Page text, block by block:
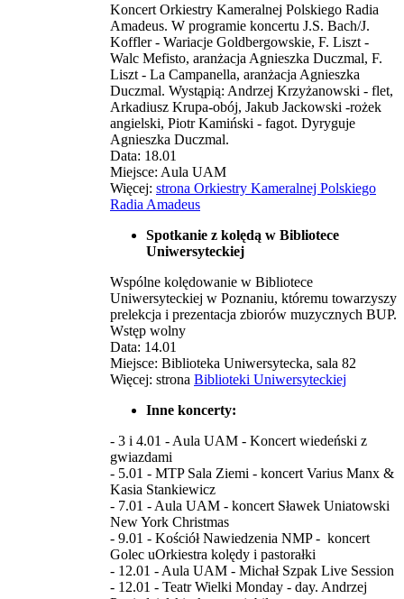
Koncert Orkiestry Kameralnej Polskiego Radia
Amadeus. W programie koncertu J.S. Bach/J.
Koffler - Wariacje Goldbergowskie, F. Liszt -
Walc Mefisto, aranżacja Agnieszka Duczmal, F.
Liszt - La Campanella, aranżacja Agnieszka
Duczmal. Wystąpią: Andrzej Krzyżanowski - flet,
Arkadiusz Krupa-obój, Jakub Jackowski -rożek
angielski, Piotr Kamiński - fagot. Dyryguje
Agnieszka Duczmal.
Data: 18.01
Miejsce: Aula UAM
Więcej: strona Orkiestry Kameralnej Polskiego
Radia Amadeus
Spotkanie z kolędą w Bibliotece
Uniwersyteckiej
Wspólne kolędowanie w Bibliotece
Uniwersyteckiej w Poznaniu, któremu towarzyszy
prelekcja i prezentacja zbiorów muzycznych BUP.
Wstęp wolny
Data: 14.01
Miejsce: Biblioteka Uniwersytecka, sala 82
Więcej: strona Biblioteki Uniwersyteckiej
Inne koncerty:
- 3 i 4.01 - Aula UAM - Koncert wiedeński z
gwiazdami
- 5.01 - MTP Sala Ziemi - koncert Varius Manx &
Kasia Stankiewicz
- 7.01 - Aula UAM - koncert Sławek Uniatowski
New York Christmas
- 9.01 - Kościół Nawiedzenia NMP - koncert
Golec uOrkiestra kolędy i pastorałki
- 12.01 - Aula UAM - Michał Szpak Live Session
- 12.01 - Teatr Wielki Monday - day. Andrzej